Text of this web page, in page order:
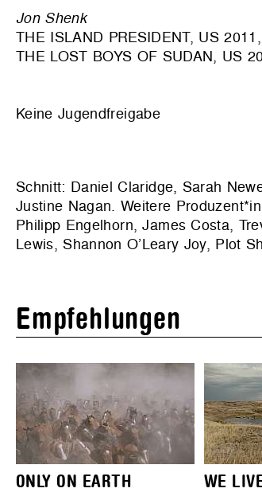
Jon Shenk
THE ISLAND PRESIDENT, US
THE LOST BOYS OF SUDAN, US
Keine Jugendfreigabe
Schnitt: Daniel Claridge, Sarah
Justine Nagan. Weitere
Philipp Engelhorn, James Costa,
Lewis, Shannon O’Leary Joy, Plot
Empfehlungen
ONLY ON EARTH WE